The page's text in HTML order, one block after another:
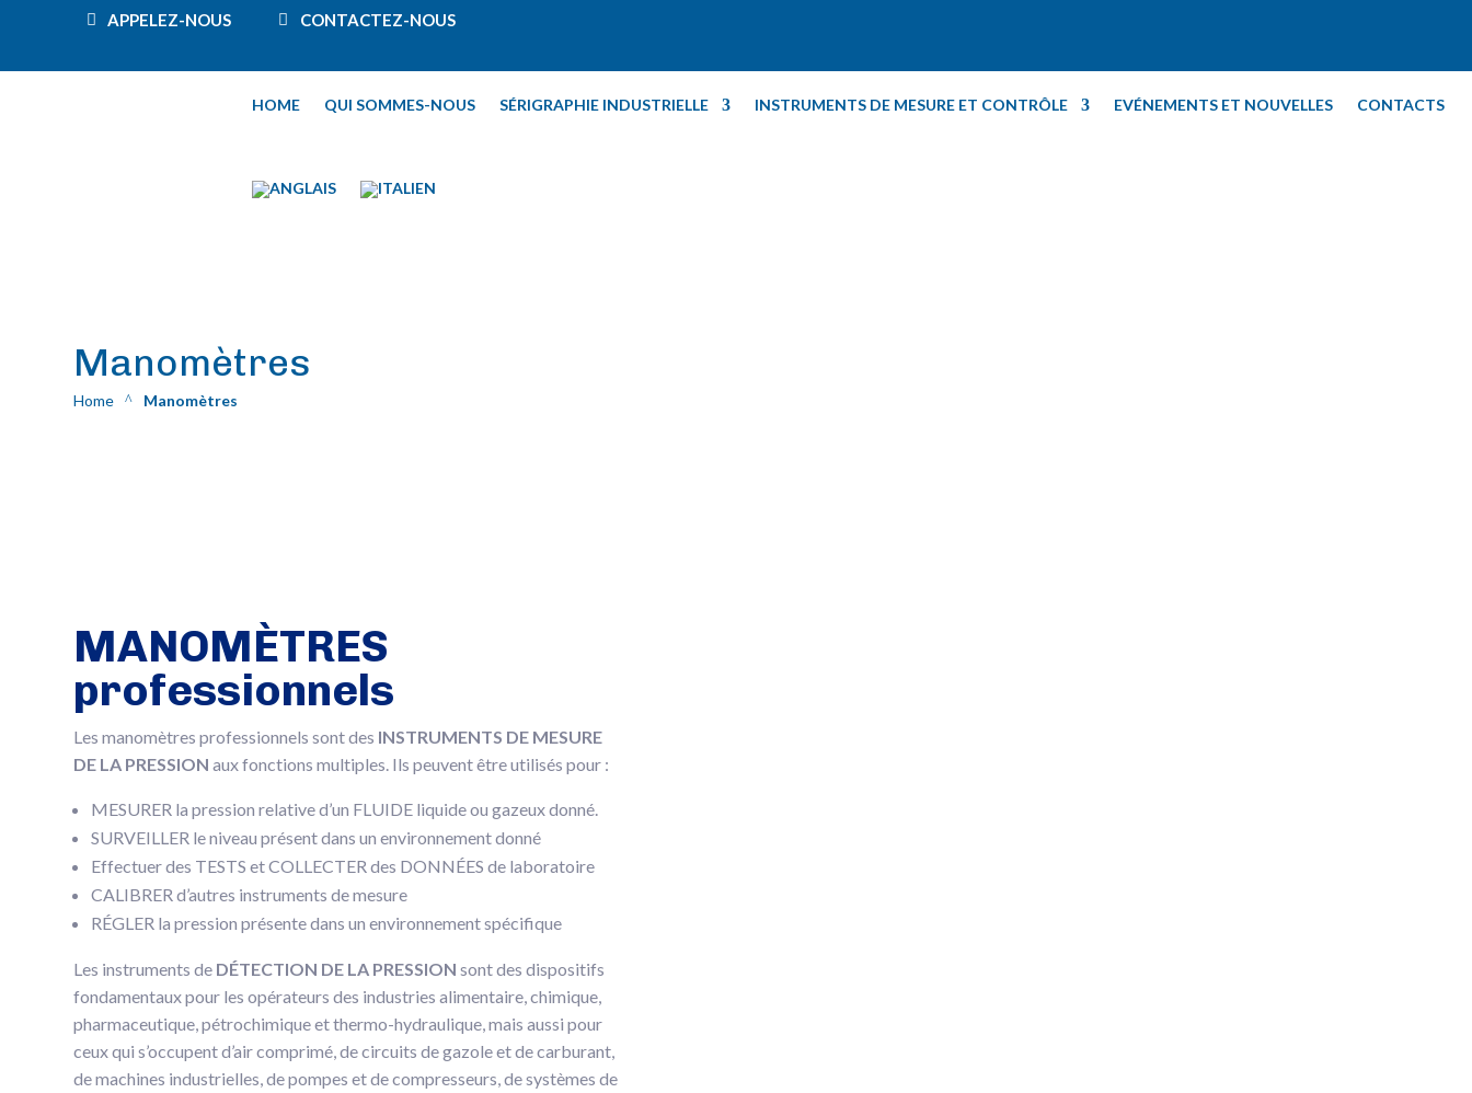
APPELEZ-NOUS CONTACTEZ-NOUS
HOME QUI SOMMES-NOUS SÉRIGRAPHIE INDUSTRIELLE INSTRUMENTS DE MESURE ET CONTRÔLE EVÉNEMENTS ET NOUVELLES CONTACTS
Manomètres
Home ^ Manomètres
MANOMÈTRES
professionnels
Les manomètres professionnels sont des INSTRUMENTS DE MESURE
DE LA PRESSION aux fonctions multiples. Ils peuvent être utilisés pour :
MESURER la pression relative d’un FLUIDE liquide ou gazeux donné.
SURVEILLER le niveau présent dans un environnement donné
Effectuer des TESTS et COLLECTER des DONNÉES de laboratoire
CALIBRER d’autres instruments de mesure
RÉGLER la pression présente dans un environnement spécifique
Les instruments de DÉTECTION DE LA PRESSION sont des dispositifs
fondamentaux pour les opérateurs des industries alimentaire, chimique,
pharmaceutique, pétrochimique et thermo-hydraulique, mais aussi pour
ceux qui s’occupent d’air comprimé, de circuits de gazole et de carburant,
de machines industrielles, de pompes et de compresseurs, de systèmes de